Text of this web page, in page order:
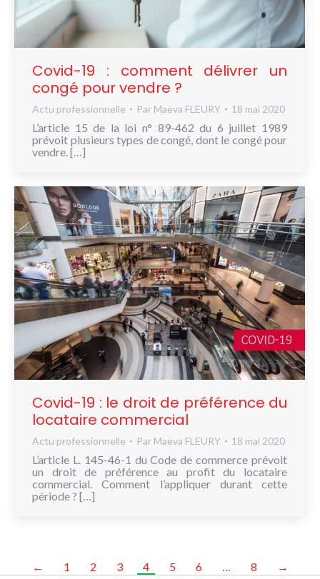
Covid-19 : comment délivrer un
congé pour vendre ?
Actu professionnelle Par Maëva FLEURY 18 mai 2020
L’article 15 de la loi n° 89-462 du 6 juillet 1989
prévoit plusieurs types de congé, dont le congé pour
vendre. […]
Covid-19 : le droit de préférence du
locataire commercial
Actu professionnelle Par Maëva FLEURY 18 mai 2020
L’article L. 145-46-1 du Code de commerce prévoit
un droit de préférence au profit du locataire
commercial. Comment l’appliquer durant cette
période ? […]
← 1 2 3 4 5 6 … 8 →